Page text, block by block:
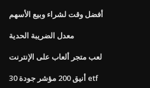
أفضل وقت لشراء وبيع الأسهم
معدل الضريبة الحدية
لعب متجر ألعاب على الإنترنت
أنيق 200 مؤشر جودة 30 etf